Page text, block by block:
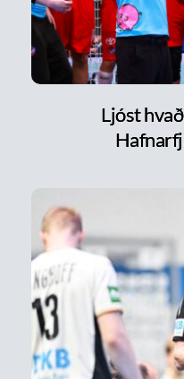
Ljóst